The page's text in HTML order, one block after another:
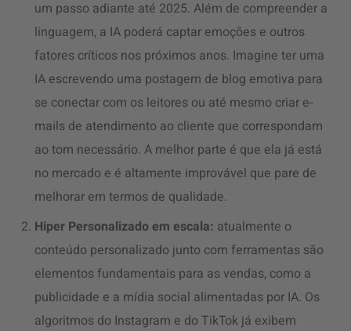
um passo adiante até 2025. Além de compreender a
linguagem, a IA poderá captar emoções e outros
fatores críticos nos próximos anos. Imagine ter uma
IA escrevendo uma postagem de blog emotiva para
se conectar com os leitores ou até mesmo criar e-
mails de atendimento ao cliente que correspondam
ao tom necessário. A melhor parte é que ela já está
no mercado e é altamente improvável que pare de
melhorar em termos de qualidade.
Hiper Personalizado em escala: atualmente o
conteúdo personalizado junto com ferramentas são
elementos fundamentais para as vendas, como a
publicidade e a mídia social alimentadas por IA. Os
algoritmos do Instagram e do TikTok já exibem